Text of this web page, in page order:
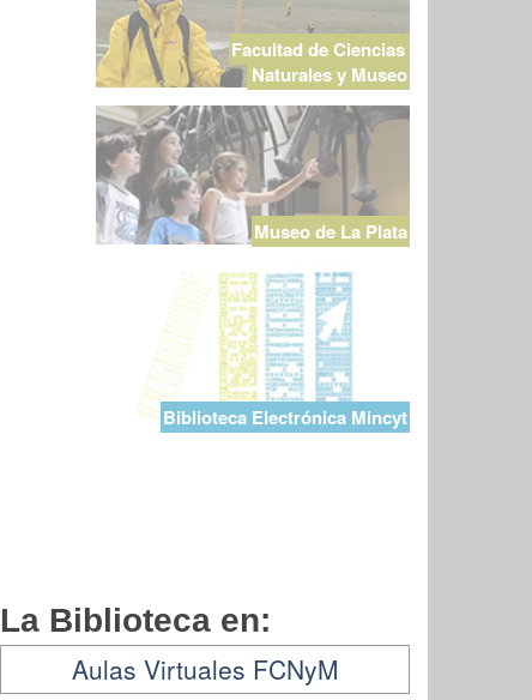
Facultad de Ciencias
Naturales y Museo
Museo de La Plata
Biblioteca Electrónica Mincyt
La Biblioteca en:
Aulas Virtuales FCNyM